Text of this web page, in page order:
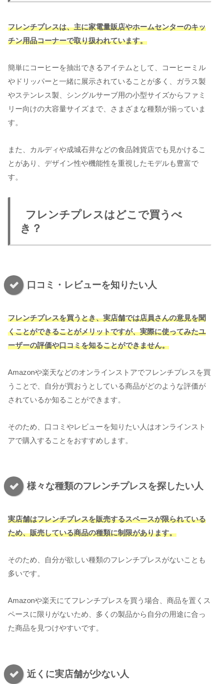
フレンチプレスは、主に家電量販店やホームセンターのキッ
チン用品コーナーで取り扱われています。
簡単にコーヒーを抽出できるアイテムとして、コーヒーミル
やドリッパーと一緒に展示されていることが多く、ガラス製
やステンレス製、シングルサーブ用の小型サイズからファミ
リー向けの大容量サイズまで、さまざまな種類が揃っていま
す。
また、カルディや成城石井などの食品雑貨店でも見かけるこ
とがあり、デザイン性や機能性を重視したモデルも豊富で
す。
フレンチプレスはどこで買うべ
き？
口コミ・レビューを知りたい人
フレンチプレスを買うとき、実店舗では店員さんの意見を聞
くことができることがメリットですが、実際に使ってみたユ
ーザーの評価や口コミを知ることができません。
Amazonや楽天などのオンラインストアでフレンチプレスを買
うことで、自分が買おうとしている商品がどのような評価が
されているか知ることができます。
そのため、口コミやレビューを知りたい人はオンラインスト
アで購入することをおすすめします。
様々な種類のフレンチプレスを探したい人
実店舗はフレンチプレスを販売するスペースが限られている
ため、販売している商品の種類に制限があります。
そのため、自分が欲しい種類のフレンチプレスがないことも
多いです。
Amazonや楽天にてフレンチプレスを買う場合、商品を置くス
ペースに限りがないため、多くの製品から自分の用途に合っ
た商品を見つけやすいです。
近くに実店舗が少ない人